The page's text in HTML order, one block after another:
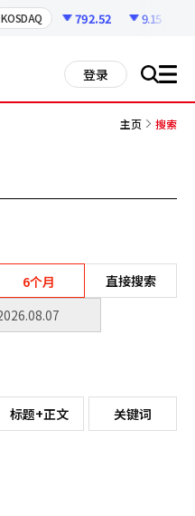
KOSDAQ 792.52 9.15
登录 搜 all
主页 搜索
6个月 直接搜索
标题+正文 关键词